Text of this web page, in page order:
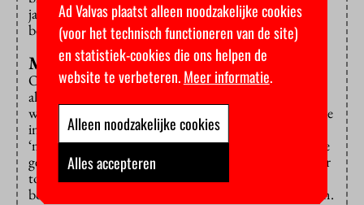
jaar lang aflost, moet zo’n 3.500 euro rente extra
betalen – een bedrag hoger dan een jaar basisbeurs.
Minder invloed
Overigens is het effect van de nieuwe maatstaf niet
altijd zo groot. Dat heeft een technische reden. Nu
wordt de rente vastgesteld op basis van het gemiddelde
in de maand oktober. De nieuwe rente is geen
‘maandkoers’, maar wordt bepaald aan de hand van de
gemiddelde rente gedurende een heel jaar, van oktober
tot en met september. Uitschieters in oktober – naar
boven of beneden – zullen dus minder invloed krijgen.
Ad Valvas plaatst alleen noodzakelijke cookies
(voor het technisch functioneren van de site)
en statistiek-cookies die ons helpen de
website te verbeteren.Meer informatie.
Alleen noodzakelijke cookies
Alles accepteren